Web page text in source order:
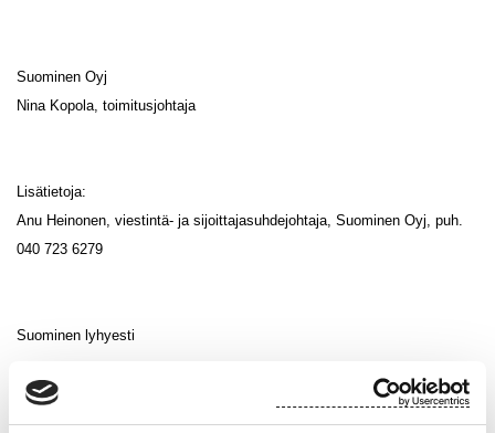
Suominen Oyj
Nina Kopola, toimitusjohtaja
Lisätietoja:
Anu Heinonen, viestintä- ja sijoittajasuhdejohtaja, Suominen Oyj, puh.
040 723 6279
Suominen lyhyesti
Suominen toimittaa teollisuudelle ja kaupalle kuitukankaita,
kosteuspyyhkeitä ja joustopakkauksia, joiden loppukäyttäjiä ovat